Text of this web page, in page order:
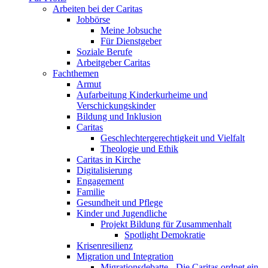
Arbeiten bei der Caritas
Jobbörse
Meine Jobsuche
Für Dienstgeber
Soziale Berufe
Arbeitgeber Caritas
Fachthemen
Armut
Aufarbeitung Kinderkurheime und
Verschickungskinder
Bildung und Inklusion
Caritas
Geschlechtergerechtigkeit und Vielfalt
Theologie und Ethik
Caritas in Kirche
Digitalisierung
Engagement
Familie
Gesundheit und Pflege
Kinder und Jugendliche
Projekt Bildung für Zusammenhalt
Spotlight Demokratie
Krisenresilienz
Migration und Integration